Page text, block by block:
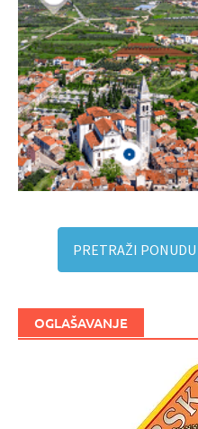
PRETRAŽI
OGLAŠAVANJE